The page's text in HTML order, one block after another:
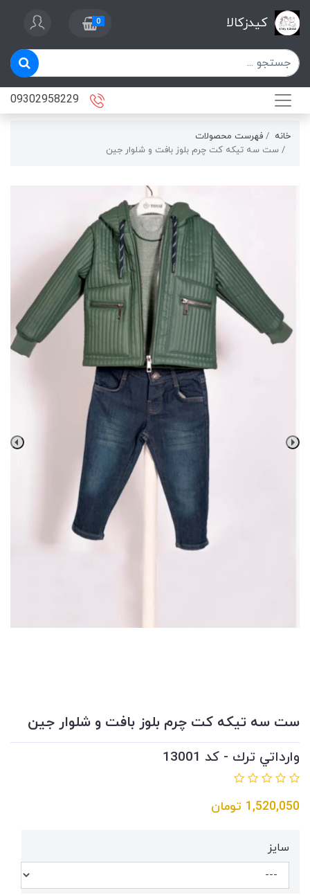
کیدزکالا 0
خانه
فهرست محصولات
ست سه تيكه كت چرم بلوز بافت و شلوار جين
ست سه تيكه كت چرم بلوز بافت و شلوار جين
وارداتي ترك - کد 13001
1,520,050 تومان
سايز